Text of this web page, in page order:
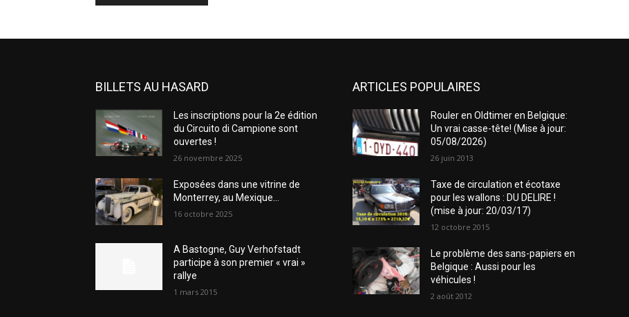
BILLETS AU HASARD
Les inscriptions pour la 2e édition
du Circuito di Campione sont
ouvertes !
26 novembre 2025
Exposées dans une vitrine de
Monterrey, au Mexique…
16 octobre 2025
A Bastogne, Guy Verhofstadt
participe à son premier « vrai »
rallye
1 mars 2015
ARTICLES POPULAIRES
Rouler en Oldtimer en Belgique:
Un vrai casse-tête! (Mise à jour:
05/08/2026)
26 juin 2013
Taxe de circulation et écotaxe
pour les wallons : DU DELIRE !
(mise à jour: 20/03/17)
12 octobre 2015
Le problème des sans-papiers en
Belgique : Aussi pour les
véhicules !
2 août 2012